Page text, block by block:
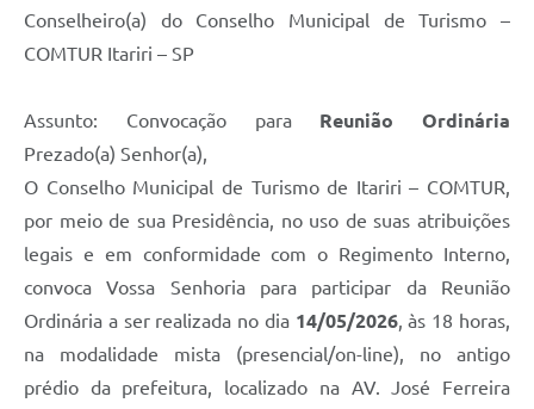
Conselheiro(a) do Conselho Municipal de Turismo –
COMTUR Itariri – SP
Assunto: Convocação para Reunião Ordinária
Prezado(a) Senhor(a),
O Conselho Municipal de Turismo de Itariri – COMTUR,
por meio de sua Presidência, no uso de suas atribuições
legais e em conformidade com o Regimento Interno,
convoca Vossa Senhoria para participar da Reunião
Ordinária a ser realizada no dia 14/05/2026, às 18 horas,
na modalidade mista (presencial/on-line), no antigo
prédio da prefeitura, localizado na AV. José Ferreira